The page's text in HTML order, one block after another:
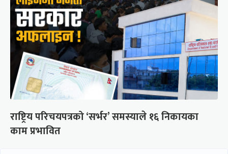
राष्ट्रिय परिचयपत्रको ‘सर्भर’ समस्याले १६ निकायका
काम प्रभावित